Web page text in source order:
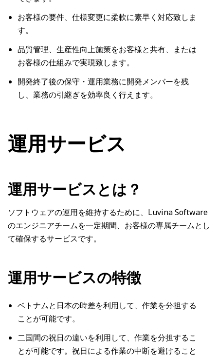
お客様の要件、仕様変更に柔軟に素早く対応致しま
す。
品質管理、生産性向上施策をお客様と共有、または
お客様の仕組みで実現致します。
開発終了後の保守・運用業務に開発メンバーを残
し、業務の引継ぎを効率良く行えます。
運用サービス
運用サービスとは？
ソフトウェアの運用を維持するために、Luvina Software
のエンジニアチームを一定期間、お客様の専属チームとし
て確保するサービスです。
運用サービスの特徴
ベトナムと日本の時差を利用して、作業を分担する
ことが可能です。
二国間の祝日の違いを利用して、作業を分担するこ
とが可能です。祝日による作業の中断を避けること